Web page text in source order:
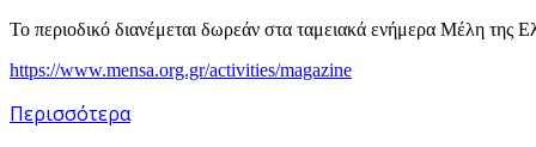
Το περιοδικό διανέμεται δωρεάν στα ταμειακά ενήμερα Μέλη της
https://www.mensa.org.gr/activities/magazine
Περισσότερα